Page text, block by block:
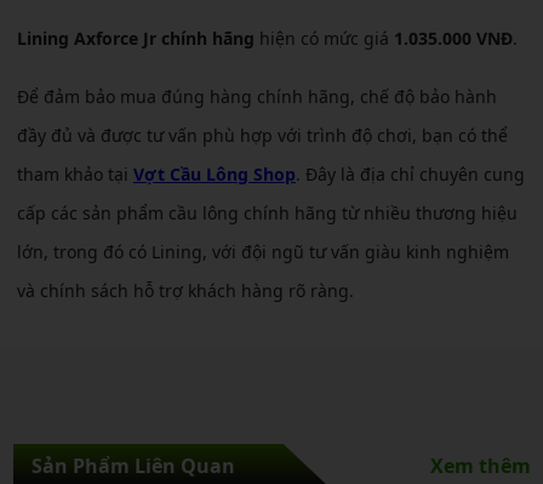
Lining Axforce Jr chính hãng hiện có mức giá 1.035.000 VNĐ.
Để đảm bảo mua đúng hàng chính hãng, chế độ bảo hành
đầy đủ và được tư vấn phù hợp với trình độ chơi, bạn có thể
tham khảo tại Vợt Cầu Lông Shop. Đây là địa chỉ chuyên cung
cấp các sản phẩm cầu lông chính hãng từ nhiều thương hiệu
lớn, trong đó có Lining, với đội ngũ tư vấn giàu kinh nghiệm
và chính sách hỗ trợ khách hàng rõ ràng.
Sản Phẩm Liên Quan Xem thêm